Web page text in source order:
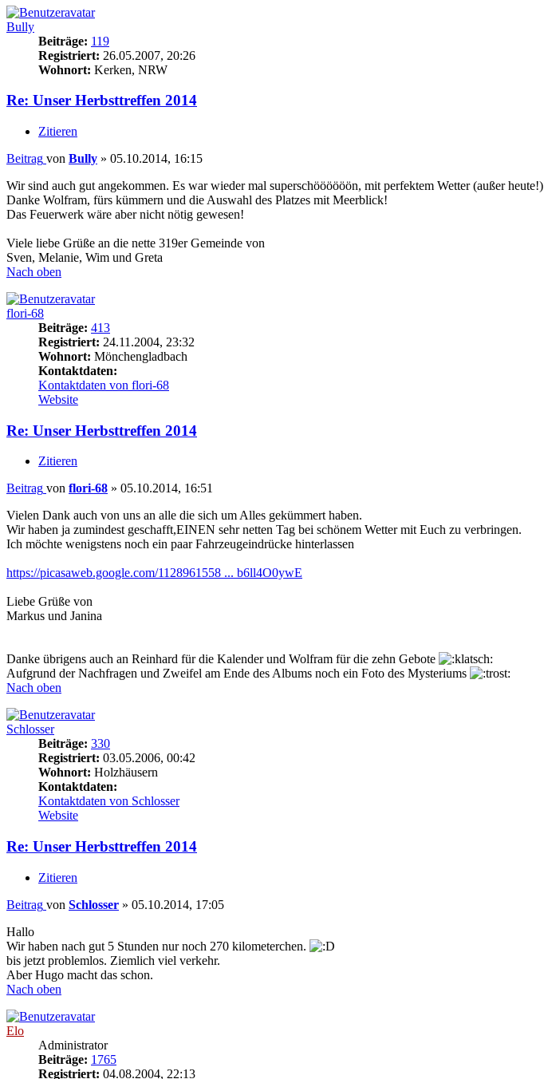
Bully
Beiträge: 119
Registriert: 26.05.2007, 20:26
Wohnort: Kerken, NRW
Re: Unser Herbsttreffen 2014
Zitieren
Beitrag von Bully » 05.10.2014, 16:15
Wir sind auch gut angekommen. Es war wieder mal superschöööööön, mit perfektem Wetter (außer heute!)
Danke Wolfram, fürs kümmern und die Auswahl des Platzes mit Meerblick!
Das Feuerwerk wäre aber nicht nötig gewesen!
Viele liebe Grüße an die nette 319er Gemeinde von
Sven, Melanie, Wim und Greta
Nach oben
flori-68
Beiträge: 413
Registriert: 24.11.2004, 23:32
Wohnort: Mönchengladbach
Kontaktdaten:
Kontaktdaten von flori-68
Website
Re: Unser Herbsttreffen 2014
Zitieren
Beitrag von flori-68 » 05.10.2014, 16:51
Vielen Dank auch von uns an alle die sich um Alles gekümmert haben.
Wir haben ja zumindest geschafft,EINEN sehr netten Tag bei schönem Wetter mit Euch zu verbringen.
Ich möchte wenigstens noch ein paar Fahrzeugeindrücke hinterlassen
https://picasaweb.google.com/1128961558 ... b6ll4O0ywE
Liebe Grüße von
Markus und Janina
Danke übrigens auch an Reinhard für die Kalender und Wolfram für die zehn Gebote
Aufgrund der Nachfragen und Zweifel am Ende des Albums noch ein Foto des Mysteriums
Nach oben
Schlosser
Beiträge: 330
Registriert: 03.05.2006, 00:42
Wohnort: Holzhäusern
Kontaktdaten:
Kontaktdaten von Schlosser
Website
Re: Unser Herbsttreffen 2014
Zitieren
Beitrag von Schlosser » 05.10.2014, 17:05
Hallo
Wir haben nach gut 5 Stunden nur noch 270 kilometerchen.
bis jetzt problemlos. Ziemlich viel verkehr.
Aber Hugo macht das schon.
Nach oben
Elo
Administrator
Beiträge: 1765
Registriert: 04.08.2004, 22:13